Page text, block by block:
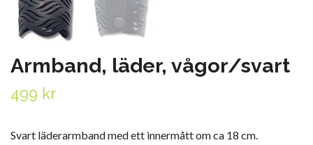
Armband, läder, vågor/svart
499 kr
Svart läderarmband med ett innermått om ca 18 cm.